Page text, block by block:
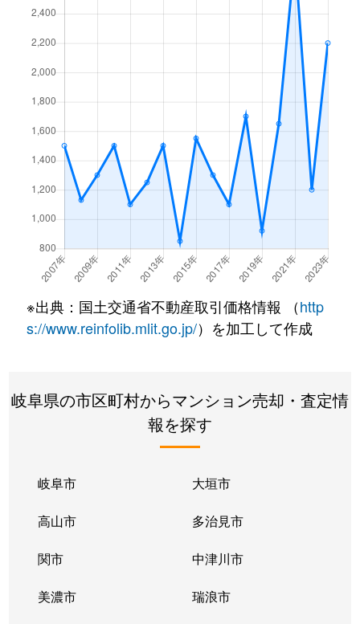
※出典：国土交通省不動産取引価格情報 （http
s://www.reinfolib.mlit.go.jp/）を加工して作成
岐阜県の市区町村からマンション売却・査定情
報を探す
岐阜市 大垣市
高山市 多治見市
関市 中津川市
美濃市 瑞浪市